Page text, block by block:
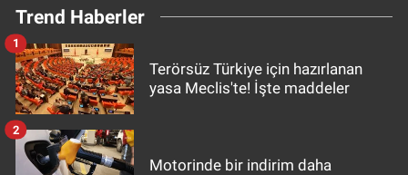
Trend Haberler
Terörsüz Türkiye için hazırlanan
yasa Meclis'te! İşte maddeler
1
Motorinde bir indirim daha
2